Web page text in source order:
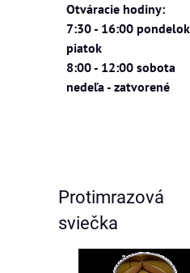
Otváracie hodiny:
7:30 - 16:00
piatok
8:00 - 12:00 sobota
nedeľa - zatvorené
Protimrazová
sviečka